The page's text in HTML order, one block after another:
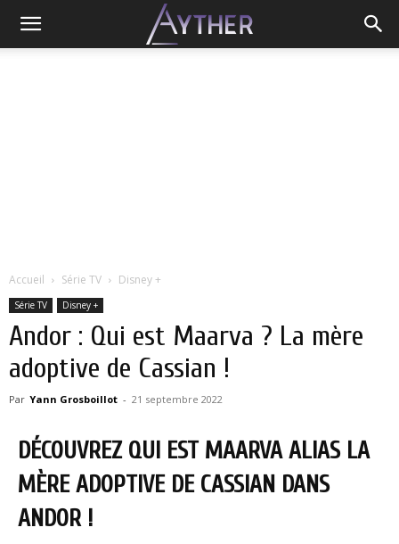
Accueil Série TV Disney +
Série TV Disney +
Andor : Qui est Maarva ? La mère
adoptive de Cassian !
Par Yann Grosboillot - 21 septembre 2022
DÉCOUVREZ QUI EST MAARVA ALIAS LA
MÈRE ADOPTIVE DE CASSIAN DANS
ANDOR !